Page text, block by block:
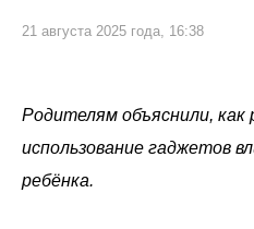
21 августа 2025 года, 16:38
Родителям объяснили, как
использование гаджетов
ребёнка.